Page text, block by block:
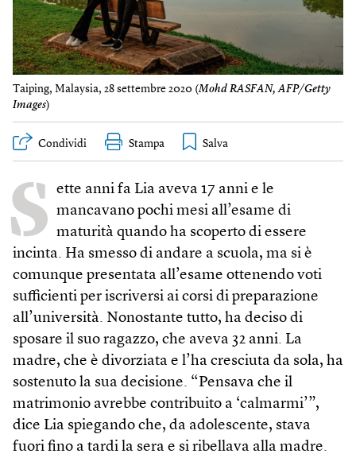
Taiping, Malaysia, 28 settembre 2020 (Mohd RASFAN, AFP/Getty
Images)
Condividi Stampa
S ette anni fa Lia aveva 17 anni e le
mancavano pochi mesi all’esame di
maturità quando ha scoperto di essere
incinta. Ha smesso di andare a scuola, ma si è
comunque presentata all’esame ottenendo voti
sufficienti per iscriversi ai corsi di preparazione
all’università. Nonostante tutto, ha deciso di
sposare il suo ragazzo, che aveva 32 anni. La
madre, che è divorziata e l’ha cresciuta da sola, ha
sostenuto la sua decisione. “Pensava che il
matrimonio avrebbe contribuito a ‘calmarmi’”,
dice Lia spiegando che, da adolescente, stava
fuori fino a tardi la sera e si ribellava alla madre.